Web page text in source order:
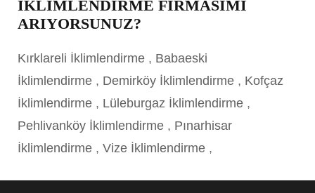
İKLİMLENDİRME FİRMASIMI
ARIYORSUNUZ?
Kırklareli İklimlendirme , Babaeski
İklimlendirme , Demirköy İklimlendirme , Kofçaz
İklimlendirme , Lüleburgaz İklimlendirme ,
Pehlivanköy İklimlendirme , Pınarhisar
İklimlendirme , Vize İklimlendirme ,